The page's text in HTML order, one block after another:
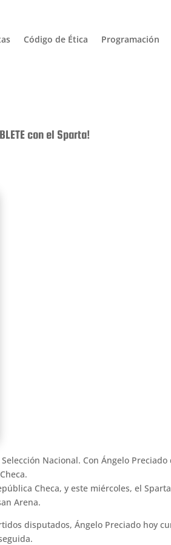
Código de Ética Programación
con el Sparta!
Nacional. Con Ángelo
Checa, y este miércoles, el
Arena.
disputados, Ángelo Preciado hoy